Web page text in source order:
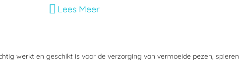
met een gevoelige huid
draag in dat geval wegwerphandschoenen bij het aanbrengen
Lees Meer
werkt en geschikt is voor de verzorging van vermoeide pezen, spieren